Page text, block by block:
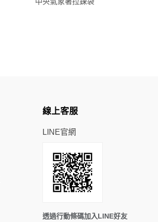
線上客服
LINE官網
透過行動條碼加入LINE好友